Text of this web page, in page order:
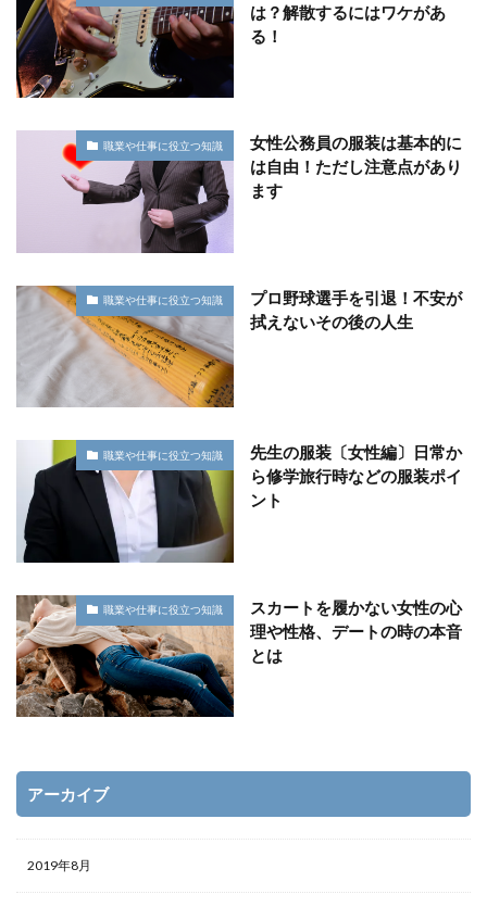
は？解散するにはワケがあ
る！
職業や仕事に役立つ知識
女性公務員の服装は基本的に
は自由！ただし注意点があり
ます
職業や仕事に役立つ知識
プロ野球選手を引退！不安が
拭えないその後の人生
職業や仕事に役立つ知識
先生の服装〔女性編〕日常か
ら修学旅行時などの服装ポイ
ント
職業や仕事に役立つ知識
スカートを履かない女性の心
理や性格、デートの時の本音
とは
アーカイブ
2019年8月